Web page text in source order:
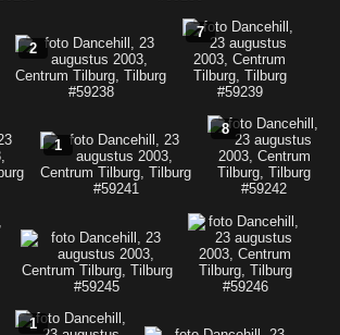
2
7
1
8
1